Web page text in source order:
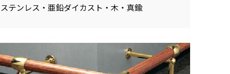
ステンレス・亜鉛ダイカスト・木・真鍮